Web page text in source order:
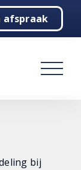
afspraak
bij